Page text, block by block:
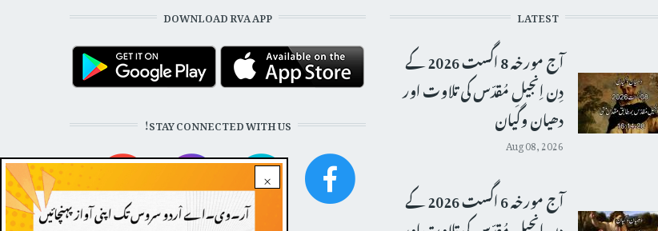
×
LATEST
آج مورخہ 8 اگست 2026 کے
دِن اِنجیلِ مُقدّس کی تلاوت اور
دھیان وگیان
Aug 08, 2026
آج مورخہ 6 اگست 2026 کے
DOWNLOAD RVA APP
STAY CONNECTED WITH US!